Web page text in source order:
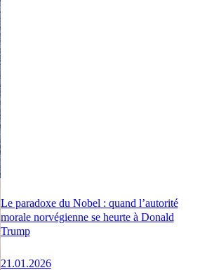
Le paradoxe du Nobel : quand l’autorité
morale norvégienne se heurte à Donald
Trump
21.01.2026